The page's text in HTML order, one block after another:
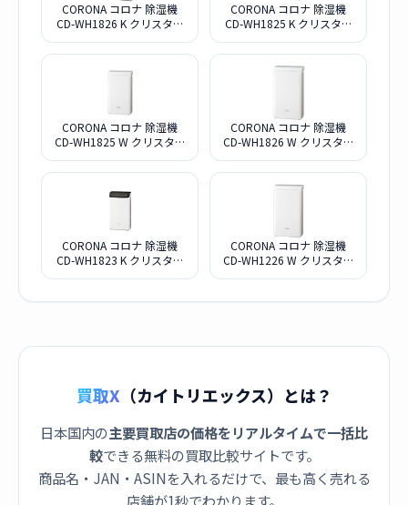
CORONA コロナ 除湿機
CD-WH1826 K クリスタル
CORONA コロナ 除湿機
CD-WH1825 K クリスタル
CORONA コロナ 除湿機
CD-WH1825 W クリスタル
CORONA コロナ 除湿機
CD-WH1826 W クリスタル
CORONA コロナ 除湿機
CD-WH1823 K クリスタル
CORONA コロナ 除湿機
CD-WH1226 W クリスタル
買取X （カイトリエックス）とは？
日本国内の主要買取店の価格をリアルタイムで一括比
較できる無料の買取比較サイトです。
商品名・JAN・ASINを入れるだけで、最も高く売れる
店舗が1秒でわかります。